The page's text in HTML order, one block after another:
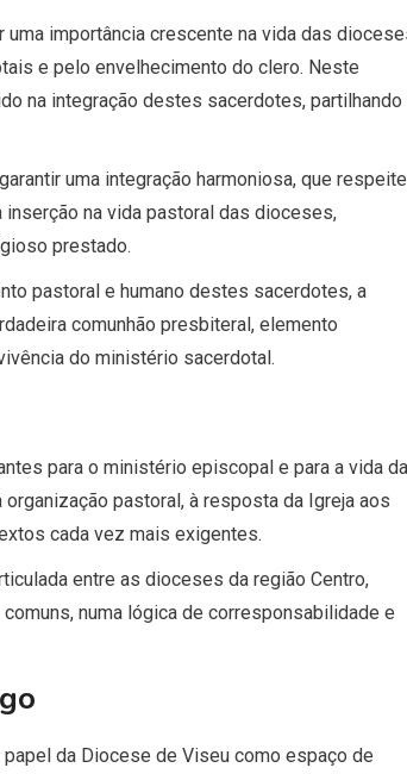
importância crescente na vida das
e pelo envelhecimento do clero. Neste
na integração destes sacerdotes, partilhando
uma integração harmoniosa, que respeite
na vida pastoral das dioceses,
prestado.
pastoral e humano destes sacerdotes, a
comunhão presbiteral, elemento
do ministério sacerdotal.
para o ministério episcopal e para a vida
pastoral, à resposta da Igreja aos
cada vez mais exigentes.
entre as dioceses da região Centro,
numa lógica de corresponsabilidade e
da Diocese de Viseu como espaço de